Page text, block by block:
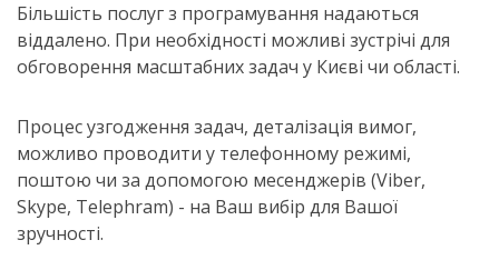
Більшість послуг з програмування надаються
віддалено. При необхідності можливі зустрічі для
обговорення масштабних задач у Києві чи області.
Процес узгодження задач, деталізація вимог,
можливо проводити у телефонному режимі,
поштою чи за допомогою месенджерів (Viber,
Skype, Telephram) - на Ваш вибір для Вашої
зручності.